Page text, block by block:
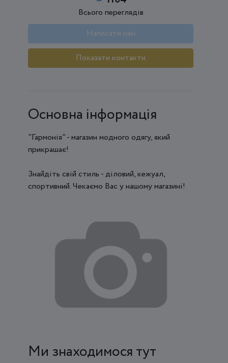
Всього переглядів
Написати нам
Показати контакти
Основна інформація
"Гармонія" - магазин модного одягу, який
прикрашає!
Знайдіть свій стиль - діловий, кежуал,
спортивний. Чекаємо Вас у нашому магазині!
Ми знаходимося тут